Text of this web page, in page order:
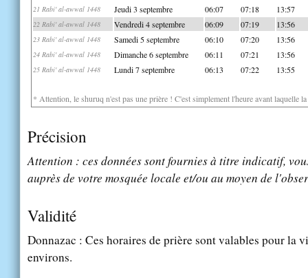
21 Rabi' al-awwal 1448 Jeudi 3 septembre 06:07 07:18 13:57
22 Rabi' al-awwal 1448 Vendredi 4 septembre 06:09 07:19 13:56
23 Rabi' al-awwal 1448 Samedi 5 septembre 06:10 07:20 13:56
24 Rabi' al-awwal 1448 Dimanche 6 septembre 06:11 07:21 13:56
25 Rabi' al-awwal 1448 Lundi 7 septembre 06:13 07:22 13:55
* Attention, le shuruq n'est pas une prière ! C'est simplement l'heure avant laquelle
Précision
Attention : ces données sont fournies à titre indicatif,
auprès de votre mosquée locale et/ou au moyen de
Validité
Donnazac : Ces horaires de prière sont valables pour la
environs.